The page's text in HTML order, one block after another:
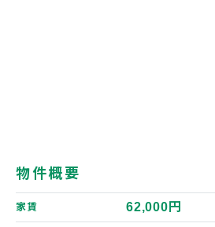
物件概要
家賃 62,000円